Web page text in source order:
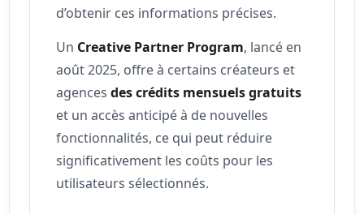
d’obtenir ces informations précises.
Un Creative Partner Program, lancé en
août 2025, offre à certains créateurs et
agencesdes crédits mensuels gratuits
et un accès anticipé à de nouvelles
fonctionnalités, ce qui peut réduire
significativement les coûts pour les
utilisateurs sélectionnés.